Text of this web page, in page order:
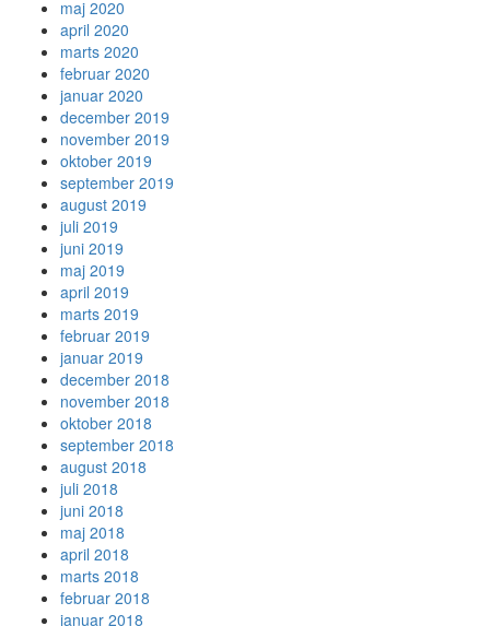
maj 2020
april 2020
marts 2020
februar 2020
januar 2020
december 2019
november 2019
oktober 2019
september 2019
august 2019
juli 2019
juni 2019
maj 2019
april 2019
marts 2019
februar 2019
januar 2019
december 2018
november 2018
oktober 2018
september 2018
august 2018
juli 2018
juni 2018
maj 2018
april 2018
marts 2018
februar 2018
januar 2018